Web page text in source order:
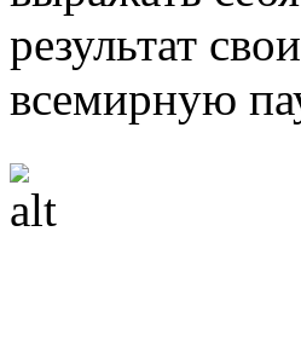
результат
всемирную